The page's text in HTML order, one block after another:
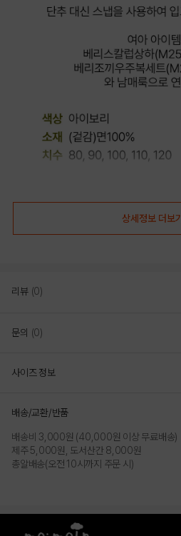
상세정보 더보기
리뷰 (0)
문의 (0)
사이즈 정보
배송/교환/반품
배송비 3,000원 (40,000원 이상 무료배송)
제주 5,000원, 도서산간 8,000원
총알배송(오전 10시까지 주문 시)